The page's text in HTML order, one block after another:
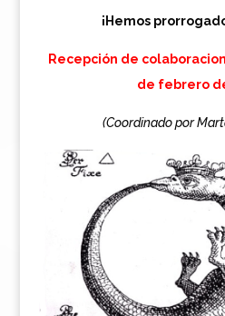
¡Hemos
Recepción de
de febrero
(Coordinado por